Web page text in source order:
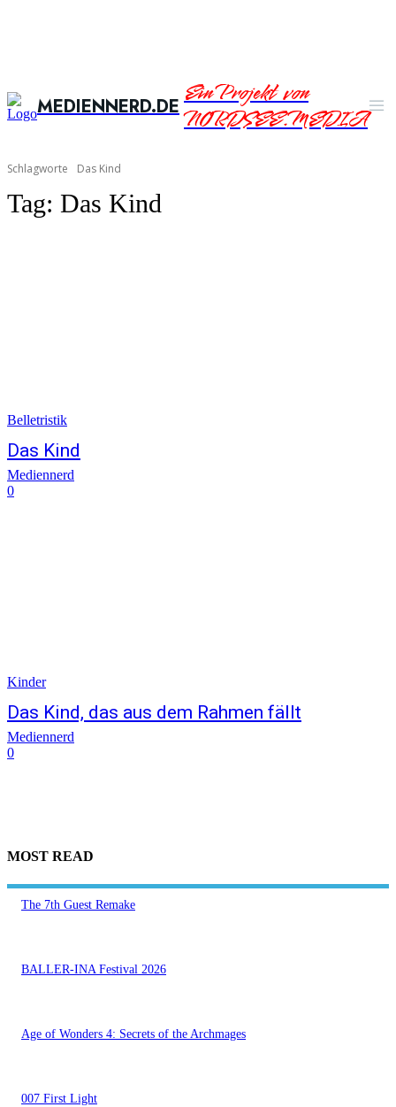
MEDIENNERD.DEEin Projekt von
NORDSEE.MEDIA
Schlagworte Das Kind
Tag: Das Kind
Belletristik
Das Kind
Mediennerd
0
Kinder
Das Kind, das aus dem Rahmen fällt
Mediennerd
0
MOST READ
The 7th Guest Remake
BALLER-INA Festival 2026
Age of Wonders 4: Secrets of the Archmages
007 First Light